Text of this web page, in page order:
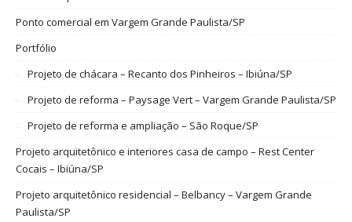
Ponto comercial em Vargem Grande Paulista/SP
Portfólio
Projeto de chácara – Recanto dos Pinheiros – Ibiúna/SP
Projeto de reforma – Paysage Vert – Vargem Grande Paulista/SP
Projeto de reforma e ampliação – São Roque/SP
Projeto arquitetônico e interiores casa de campo – Rest Center
Cocais – Ibiúna/SP
Projeto arquitetônico residencial – Belbancy – Vargem Grande
Paulista/SP